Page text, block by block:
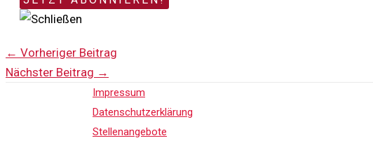
← Vorheriger Beitrag
Nächster Beitrag →
Impressum
Datenschutzerklärung
Stellenangebote